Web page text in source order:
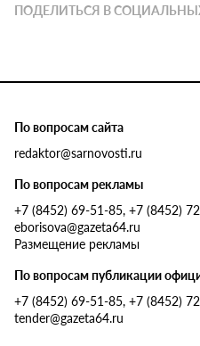
ПОДЕЛИТЬСЯ В
По вопросам сайта
redaktor@sarnovosti.ru
По вопросам рекламы
+7 (8452) 69-51-85, +7 (8452)
eborisova@gazeta64.ru
Размещение рекламы
По вопросам публикации
+7 (8452) 69-51-85, +7 (8452)
tender@gazeta64.ru